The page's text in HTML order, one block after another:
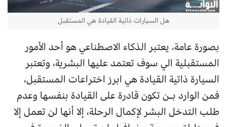
هل السيارات ذاتية القيادة هي المستقبل
بصورة عامة، يعتبر الذكاء الاصطناعي هو أحد الأمور
المستقبلية الي سوف تعتمد عليها البشرية، وتعتبر
السيارة ذاتية القيادة هي ابرز اختراعات المستقبل،
فمن الوارد بـن تكون قادرة على القيادة بنفسها وعدم
طلب التدخل البشر لإكمال الرحلة، إلا أنها لن تعمل إلا